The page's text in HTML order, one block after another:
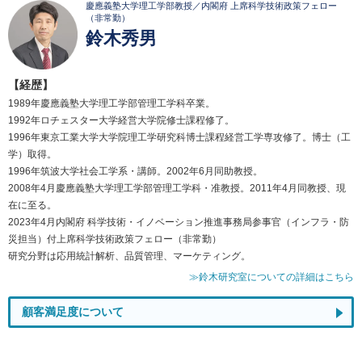
慶應義塾大学理工学部教授／内閣府 上席科学技術政策フェロー
（非常勤）
鈴木秀男
【経歴】
1989年慶應義塾大学理工学部管理工学科卒業。
1992年ロチェスター大学経営大学院修士課程修了。
1996年東京工業大学大学院理工学研究科博士課程経営工学専攻修了。博士（工
学）取得。
1996年筑波大学社会工学系・講師。2002年6月同助教授。
2008年4月慶應義塾大学理工学部管理工学科・准教授。2011年4月同教授、現
在に至る。
2023年4月内閣府 科学技術・イノベーション推進事務局参事官（インフラ・防
災担当）付上席科学技術政策フェロー（非常勤）
研究分野は応用統計解析、品質管理、マーケティング。
≫鈴木研究室についての詳細はこちら
顧客満足度について